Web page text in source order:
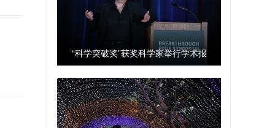
“科学突破奖”获奖科学家举行学术报